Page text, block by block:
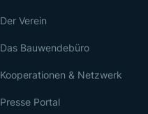
Der Verein
Das Bauwendebüro
Kooperationen & Netzwerk
Presse Portal